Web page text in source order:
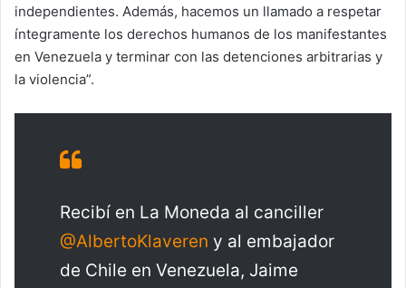
independientes. Además, hacemos un llamado a respetar
íntegramente los derechos humanos de los manifestantes
en Venezuela y terminar con las detenciones arbitrarias y
la violencia”.
Recibí en La Moneda al canciller
@AlbertoKlaveren y al embajador
de Chile en Venezuela, Jaime